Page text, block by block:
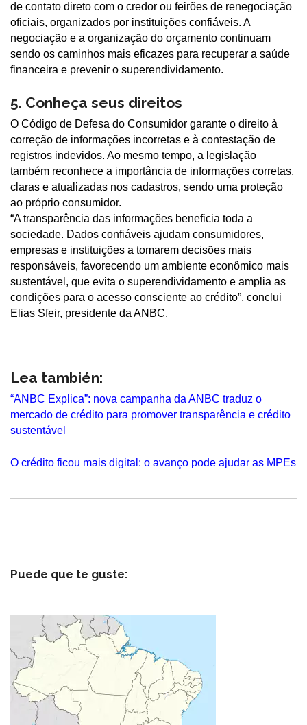
de contato direto com o credor ou feirões de renegociação
oficiais, organizados por instituições confiáveis. A
negociação e a organização do orçamento continuam
sendo os caminhos mais eficazes para recuperar a saúde
financeira e prevenir o superendividamento.
5. Conheça seus direitos
O Código de Defesa do Consumidor garante o direito à
correção de informações incorretas e à contestação de
registros indevidos. Ao mesmo tempo, a legislação
também reconhece a importância de informações corretas,
claras e atualizadas nos cadastros, sendo uma proteção
ao próprio consumidor.
“A transparência das informações beneficia toda a
sociedade. Dados confiáveis ajudam consumidores,
empresas e instituições a tomarem decisões mais
responsáveis, favorecendo um ambiente econômico mais
sustentável, que evita o superendividamento e amplia as
condições para o acesso consciente ao crédito”, conclui
Elias Sfeir, presidente da ANBC.
Lea también:
“ANBC Explica”: nova campanha da ANBC traduz o
mercado de crédito para promover transparência e crédito
sustentável
O crédito ficou mais digital: o avanço pode ajudar as MPEs
Puede que te guste: